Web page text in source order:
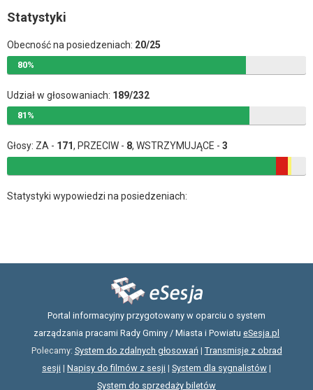
Statystyki
Obecność na posiedzeniach: 20/25
80%
Udział w głosowaniach: 189/232
81%
Głosy: ZA - 171, PRZECIW - 8, WSTRZYMUJĄCE - 3
Statystyki wypowiedzi na posiedzeniach:
Portal informacyjny przygotowany w oparciu o system
zarządzania pracami Rady Gminy / Miasta i Powiatu eSesja.pl
Polecamy: System do zdalnych głosowań| Transmisje z obrad
sesji | Napisy do filmów z sesji | System dla sygnalistów |
System do sprzedaży biletów